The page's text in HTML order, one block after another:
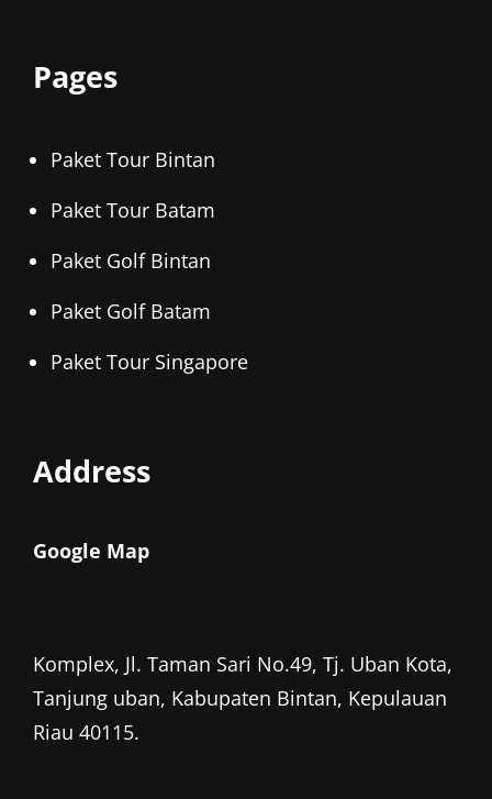
Pages
Paket Tour Bintan
Paket Tour Batam
Paket Golf Bintan
Paket Golf Batam
Paket Tour Singapore
Address
Google Map
Komplex, Jl. Taman Sari No.49, Tj. Uban Kota,
Tanjung uban, Kabupaten Bintan, Kepulauan
Riau 40115.